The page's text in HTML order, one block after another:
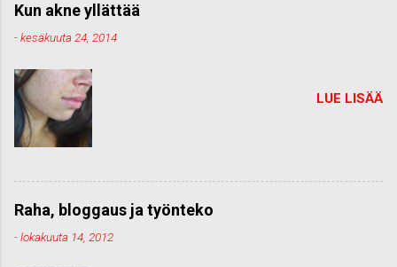
Kun akne yllättää
-kesäkuuta 24, 2014
LUE LISÄÄ
Raha, bloggaus ja työnteko
-lokakuuta 14, 2012